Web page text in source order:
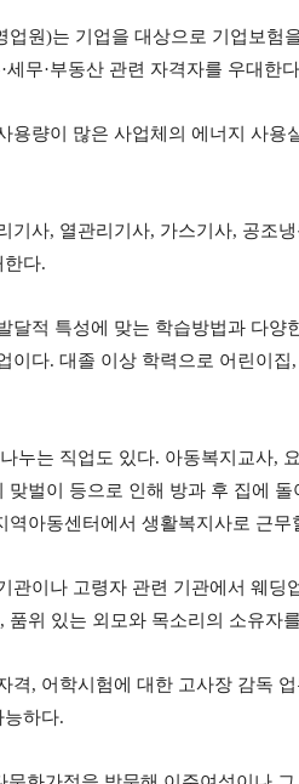
업원)는 기업을 대상으로 기업보험
·세무·부동산 관련 자격자를 우대한다
용량이 많은 사업체의 에너지 사용
기사, 열관리기사, 가스기사, 공조
한다.
달적 특성에 맞는 학습방법과 다양
이다. 대졸 이상 학력으로 어린이집,
누는 직업도 있다. 아동복지교사,
맞벌이 등으로 인해 방과 후 집에
역아동센터에서 생활복지사로 근무
관이나 고령자 관련 기관에서 웨딩
, 품위 있는 외모와 목소리의 소유자
격, 어학시험에 대한 고사장 감독
능하다.